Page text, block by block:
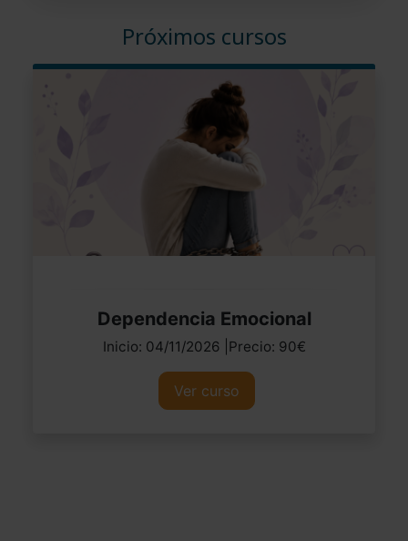
Próximos cursos
Dependencia Emocional
Inicio: 04/11/2026 |Precio: 90€
Ver curso